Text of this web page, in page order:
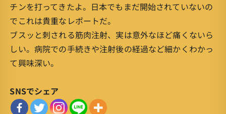
チンを打ってきたよ。日本でもまだ開始されていないの
でこれは貴重なレポートだ。
ブスッと刺される筋肉注射、実は意外なほど痛くないら
しい。病院での手続きや注射後の経過など細かくわかっ
て興味深い。
SNSでシェア